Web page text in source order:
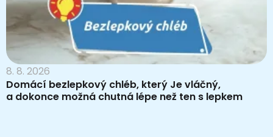
8. 8. 2026
Domácí bezlepkový chléb, který Je vláčný,
a dokonce možná chutná lépe než ten s lepkem